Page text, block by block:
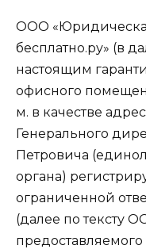
ООО
бесплатно.ру» (в
настоящим
офисного
м. в качестве
Генерального
Петровича
органа)
ограниченной
(далее по тексту